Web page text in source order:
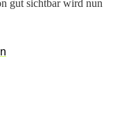
gut sichtbar wird nun